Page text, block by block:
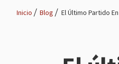
navigation
Inicio Blog El Último Partido